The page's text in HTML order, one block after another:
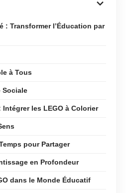
: Transformer l’Éducation par
à Tous
Sociale
les LEGO à Colorier
pour Partager
en Profondeur
dans le Monde Éducatif